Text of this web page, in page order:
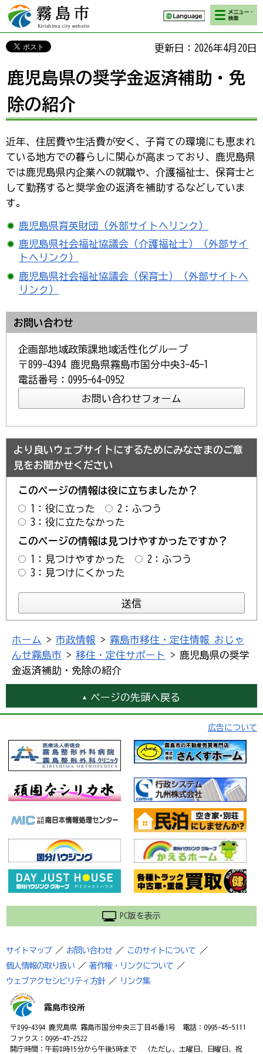
霧島市 Kirishima
city website
検索・メニ
ュー
更新日：2026年4月20日
鹿児島県の奨学金返済補助・免
除の紹介
近年、住居費や生活費が安く、子育ての環境にも恵まれ
ている地方での暮らしに関心が高まっており、鹿児島県
では鹿児島県内企業への就職や、介護福祉士、保育士と
して勤務すると奨学金の返済を補助するなどしていま
す。
鹿児島県育英財団（外部サイトへリンク）
鹿児島県社会福祉協議会（介護福祉士）（外部サイ
トへリンク）
鹿児島県社会福祉協議会（保育士）（外部サイトへ
リンク）
お問い合わせ
企画部地域政策課地域活性化グループ
〒899-4394 鹿児島県霧島市国分中央3-45-1
電話番号：0995-64-0952
より良いウェブサイトにするためにみなさまのご意
見をお聞かせください
このページの情報は役に立ちましたか？
1：役に立った
2：ふつう
3：役に立たなかった
このページの情報は見つけやすかったですか？
1：見つけやすかった
2：ふつう
3：見つけにくかった
ホーム > 市政情報 > 霧島市移住・定住情報 おじゃ
んせ霧島市 > 移住・定住サポート
> 鹿児島県の奨学
金返済補助・免除の紹介
ページの先頭へ戻る
広告について
PC版を表示
サイトマップ ／ お問い合わせ ／ このサイトについて
／
個人情報の取り扱い ／ 著作権・リンクについて ／
ウェブアクセシビリティ方針 ／ リンク集
霧島市役所
〒899-4394 鹿児島県 霧島市国分中央三丁目45番1号 電話：0995-45-5111
ファクス：0995-47-2522
開庁時間：午前8時15分から午後5時まで （ただし、土曜日、日曜日、祝